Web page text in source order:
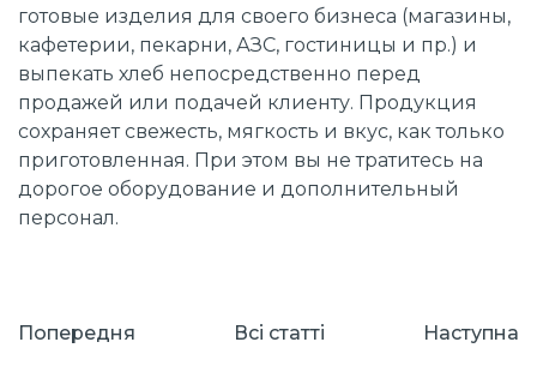
готовые изделия для своего бизнеса (магазины,
кафетерии, пекарни, АЗС, гостиницы и пр.) и
выпекать хлеб непосредственно перед
продажей или подачей клиенту. Продукция
сохраняет свежесть, мягкость и вкус, как только
приготовленная. При этом вы не тратитесь на
дорогое оборудование и дополнительный
персонал.
Попередня Всі cтатті Наступна